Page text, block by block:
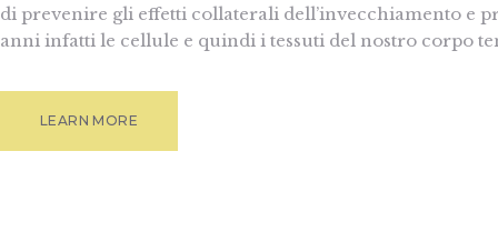
di prevenire gli effetti collaterali dell’invecchiamento e
anni infatti le cellule e quindi i tessuti del nostro corpo
LEARN MORE